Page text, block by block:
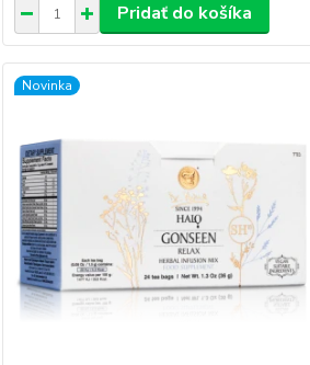
Pridať do košíka
Novinka